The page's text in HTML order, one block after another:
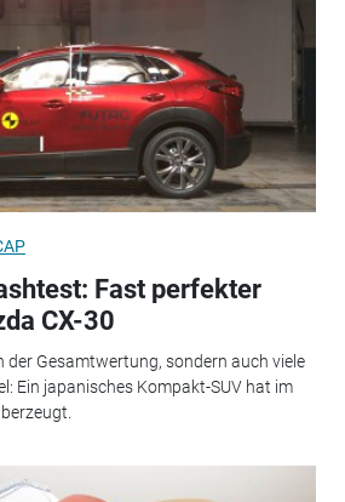
Fast perfekter
CX-30
der Gesamtwertung, sondern auch viele
Ein japanisches Kompakt-SUV hat im